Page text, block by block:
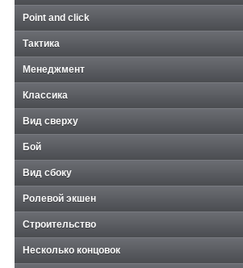
Point and click
Тактика
Менеджмент
Классика
Вид сверху
Бой
Вид сбоку
Ролевой экшен
Строительство
Несколько концовок